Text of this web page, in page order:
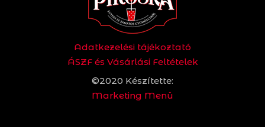
Adatkezelési tájékoztató
ÁSZF és Vásárlási Feltételek
©2020 Készítette:
Marketing Menü